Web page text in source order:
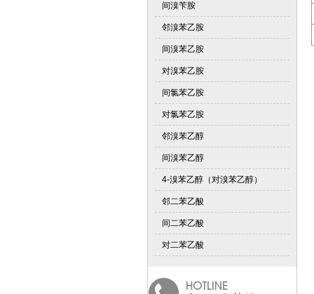
间溴苄胺
邻溴苯乙胺
间溴苯乙胺
对溴苯乙胺
间氯苯乙胺
对氯苯乙胺
邻溴苯乙醇
间溴苯乙醇
4-溴苯乙醇（对溴苯乙醇）
邻二苯乙酸
间二苯乙酸
对二苯乙酸